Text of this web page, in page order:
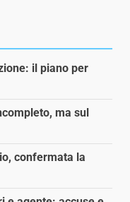
il piano per
ma sul
confermata la